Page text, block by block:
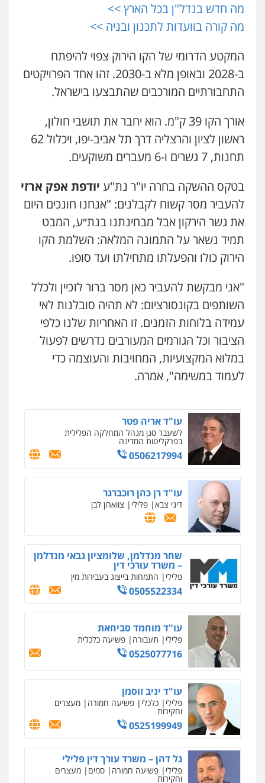
מה חדש בנדל"ן בכל הארץ >>
מה קורה בוועדות לתכנון ובניה >>
המקטע הדרומי של הקו הירוק צפוי להיפתח
ב-2028 ובאופן מלא ב-2030. זהו אחד הפרויקטים
התחבורתיים המורכבים שהתבצעו בישראל.
אורך הקו 39 ק"מ. הוא יחבר את תושבי חולון,
ראשון לציון והרצליה דרך תל אביב-יפו, ויכלול 62
תחנות, 7 גשרים ו-6 מעברים משוקעים.
בטקס ההשקה בחרה יו"ר נת"ע יודפת אפק ארזי
להעביר מסר קשוח לקבלנים: "אנחנו חונכים היום
את גשר הירקון אבל מבחינתנו בנת״ע, המבט
תמיד נשאר על התמונה המלאה: השלמת הקו
הירוק כולו והפעלתו מתחילתו ועד סופו.
"אני מבקשת להעביר כאן מסר ברור לזכיין ולכלל
השותפים בקונסורציום: לא תהיה סובלנות לאי
עמידה בלוחות הזמנים. זו האחריות שלנו כלפי
הציבור וכל הגורמים המעורבים נדרשים לפעול
במלוא המקצועיות, המחויבות והעוצמה כדי
לעמוד במשימה", אמרה.
עדי כרמלי – חברת עו"ד
פלילי כלכלי עורכי דין לענייני אסירים
אילן כץ – משרד עורכי דין
משפט פלילי ייצוג שוטרים וסוהרים חיילים
0546312410
עו"ד נעם שביט
פלילי פשיעה חמורה מיסים הלבנת הון
0506216048
עו"ד אמיר כהן
פלילי מעצרים וחקירות תעבורה
אבי אמר משרד עורכי דין
פלילי משפחה אזרחי מסחרי
0502130230
אברהם שהבזי – משרד עורכי דין
מיסים כלכלי פלילי פשיעה כלכלית
הון
עו"ד אריה פטר
לשעבר סגן מנהל המחלקה הפלילית
בפרקליטות המדינה
0506217994
עו"ד רן כהן רוכברגר
דיני צבא פלילי צווארון לבן
שחר מנדלמן, שלומציון גבאי מנדלמן
– משרד עורכי דין
פלילי התמחות בייצוג בעבירות מין
0505522334
עו"ד מוחמד סביחאת
פלילי תעבורה פשיעה כלכלית
0525077716
עו"ד יניב זוסמן
פלילי כלכלי פשיעה חמורה מעצרים
וחקירות
0525199949
גל דהן – משרד עורך דין פלילי
פלילי פשיעה חמורה סמים מעצרים
וחקירות
ניר קידר – צלם
0504578527
שירותים מקצועיים לעורכי דין
0522508109
אחסון אתרים
0544500346
מאיה בלום, עו"ס, טיפול ושיקום
לעורכי דין
0504062539